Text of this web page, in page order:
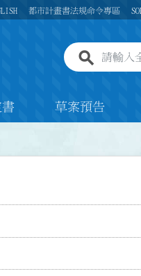
都市計畫書法規命令專區
全站查
書 草案預告